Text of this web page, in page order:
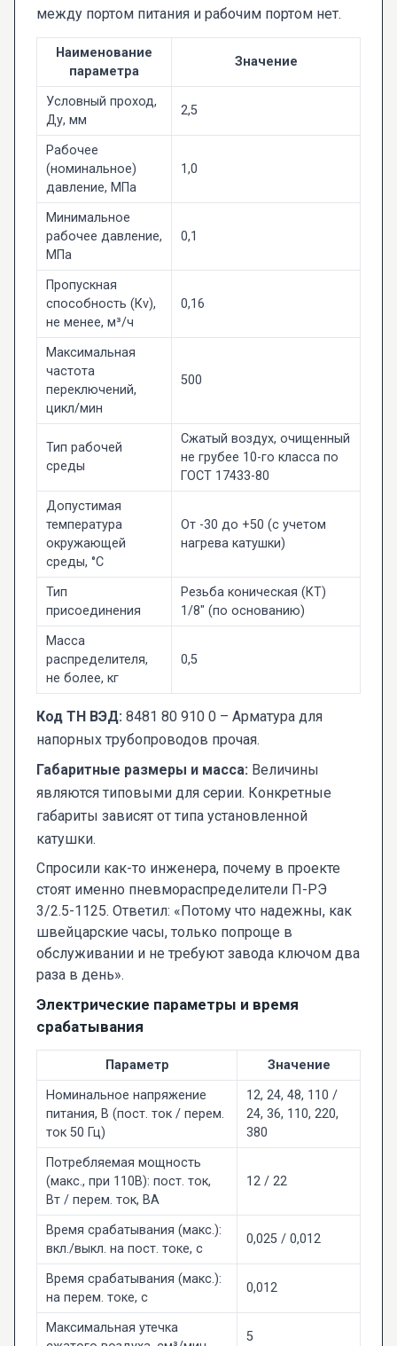
между портом питания и рабочим портом нет.
Наименование
параметра
Значение
Условный проход,
Ду, мм
2,5
Рабочее
(номинальное)
давление, МПа
1,0
Минимальное
рабочее давление,
МПа
0,1
Пропускная
способность (Кv),
не менее, м³/ч
0,16
Максимальная
частота
переключений,
цикл/мин
500
Тип рабочей
среды
Сжатый воздух, очищенный
не грубее 10-го класса по
ГОСТ 17433-80
Допустимая
температура
окружающей
среды, °С
От -30 до +50 (с учетом
нагрева катушки)
Тип
присоединения
Резьба коническая (КТ)
1/8" (по основанию)
Масса
распределителя,
не более, кг
0,5
Код ТН ВЭД: 8481 80 910 0 – Арматура для
напорных трубопроводов прочая.
Габаритные размеры и масса: Величины
являются типовыми для серии. Конкретные
габариты зависят от типа установленной
катушки.
Спросили как-то инженера, почему в проекте
стоят именно пневмораспределители П-РЭ
3/2.5-1125. Ответил: «Потому что надежны, как
швейцарские часы, только попроще в
обслуживании и не требуют завода ключом два
раза в день».
Электрические параметры и время
срабатывания
Параметр
Значение
Номинальное напряжение
питания, В (пост. ток / перем.
ток 50 Гц)
12, 24, 48, 110 /
24, 36, 110, 220,
380
Потребляемая мощность
(макс., при 110В): пост. ток,
Вт / перем. ток, ВА
12 / 22
Время срабатывания (макс.):
вкл./выкл. на пост. токе, с
0,025 / 0,012
Время срабатывания (макс.):
на перем. токе, с
0,012
Максимальная утечка
5